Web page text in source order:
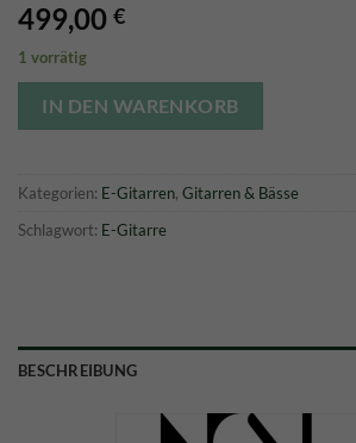
499,00 €
1 vorrätig
IN DEN WARENKORB
Kategorien: E-Gitarren, Gitarren & Bässe
Schlagwort: E-Gitarre
BESCHREIBUNG